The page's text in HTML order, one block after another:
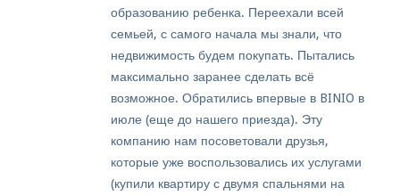
образованию ребенка. Переехали всей
семьей, с самого начала мы знали, что
недвижимость будем покупать. Пытались
максимально заранее сделать всё
возможное. Обратились впервые в BINIO в
июле (еще до нашего приезда). Эту
компанию нам посоветовали друзья,
которые уже воспользовались их услугами
(купили квартиру с двумя спальнями на